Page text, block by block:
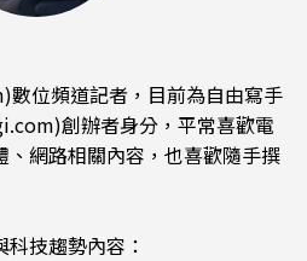
位頻道記者，目前為自由寫手
創辦者身分，平常喜歡電
網路相關內容，也喜歡隨手撰
技趨勢內容：